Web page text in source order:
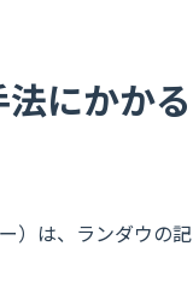
にかかる
）は、ランダウの記